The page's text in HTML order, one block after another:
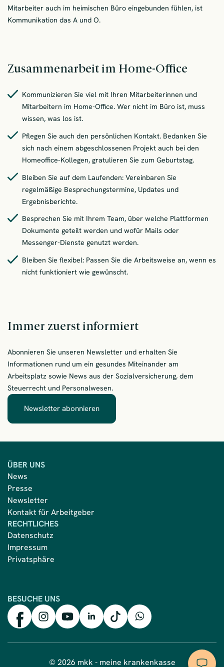
Mitarbeiter auch im heimischen Büro eingebunden fühlen, ist
Kommunikation das A und O.
Zusammenarbeit im Home-Office
Kommunizieren Sie viel mit Ihren Mitarbeiterinnen und
Mitarbeitern im Home-Office. Wer nicht im Büro ist, muss
wissen, was los ist.
Pflegen Sie auch den persönlichen Kontakt. Bedanken Sie
sich nach einem abgeschlossenen Projekt auch bei den
Homeoffice-Kollegen, gratulieren Sie zum Geburtstag.
Bleiben Sie auf dem Laufenden: Vereinbaren Sie
regelmäßige Besprechungstermine, Updates und
Ergebnisberichte.
Besprechen Sie mit Ihrem Team, über welche Plattformen
Dokumente geteilt werden und wofür Mails oder
Messenger-Dienste genutzt werden.
Bleiben Sie flexibel: Passen Sie die Arbeitsweise an, wenn es
nicht funktioniert wie gewünscht.
Immer zuerst informiert
Abonnieren Sie unseren Newsletter und erhalten Sie
Informationen rund um ein gesundes Miteinander am
Arbeitsplatz sowie News aus der Sozialversicherung, dem
Steuerrecht und Personalwesen.
Newsletter abonnieren
BESUCHE UNS
mkk auf Facebook
mkk auf Instagram
mkk auf YouTube
mkk auf LinkedIn
mkk auf TikTokmkk auf WhatsApp
ÜBER UNS
News
Presse
Newsletter
Kontakt für Arbeitgeber
RECHTLICHES
Datenschutz
Impressum
Privatsphäre
© 2026 mkk - meine krankenkasse